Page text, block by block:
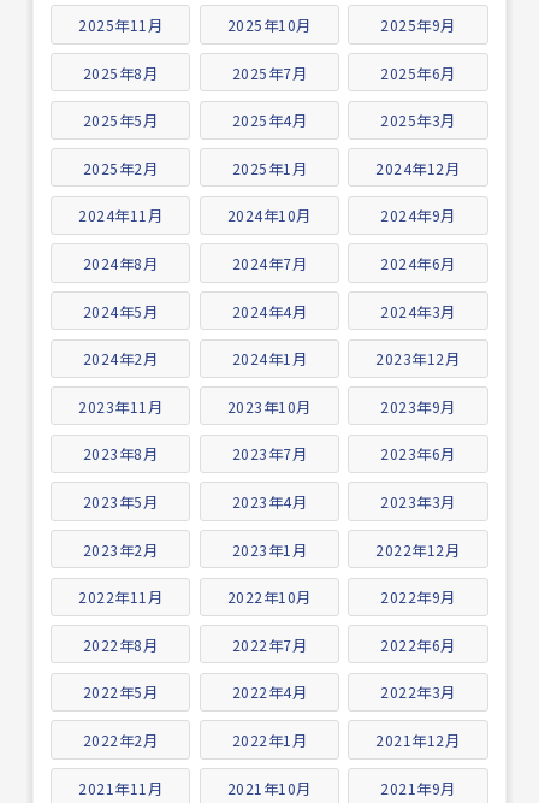
2025年11月 2025年10月 2025年9月
2025年8月 2025年7月 2025年6月
2025年5月 2025年4月 2025年3月
2025年2月 2025年1月 2024年12月
2024年11月 2024年10月 2024年9月
2024年8月 2024年7月 2024年6月
2024年5月 2024年4月 2024年3月
2024年2月 2024年1月 2023年12月
2023年11月 2023年10月 2023年9月
2023年8月 2023年7月 2023年6月
2023年5月 2023年4月 2023年3月
2023年2月 2023年1月 2022年12月
2022年11月 2022年10月 2022年9月
2022年8月 2022年7月 2022年6月
2022年5月 2022年4月 2022年3月
2022年2月 2022年1月 2021年12月
2021年11月 2021年10月 2021年9月